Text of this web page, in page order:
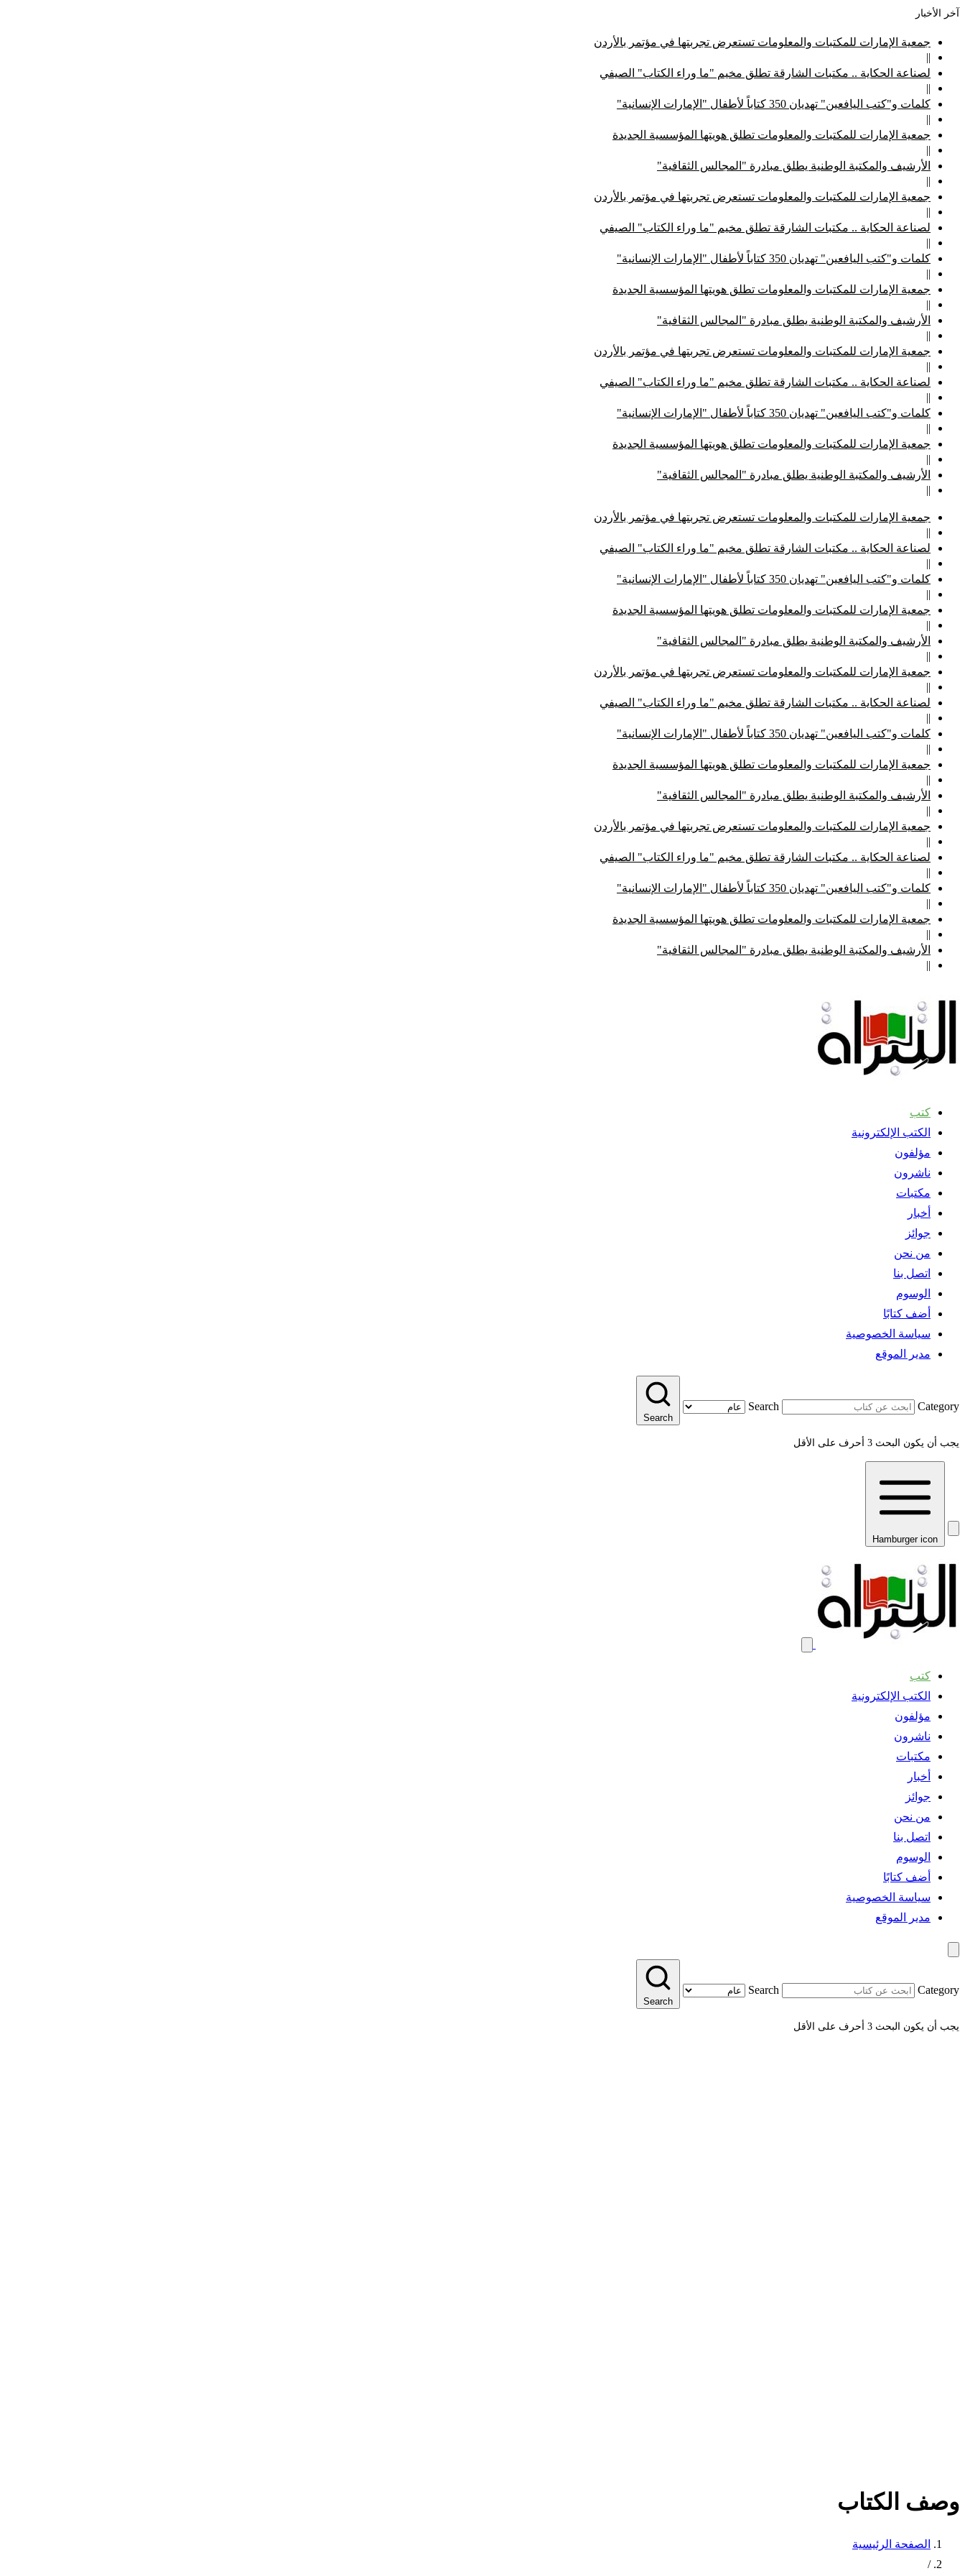
آخر الأخبار
جمعية الإمارات للمكتبات والمعلومات تستعرض تجربتها في مؤتمر بالأردن
||
لصناعة الحكاية .. مكتبات الشارقة تطلق مخيم "ما وراء الكتاب" الصيفي
||
كلمات و"كتب اليافعين" تهديان 350 كتاباً لأطفال "الإمارات الإنسانية"
||
جمعية الإمارات للمكتبات والمعلومات تطلق هويتها المؤسسية الجديدة
||
الأرشيف والمكتبة الوطنية يطلق مبادرة "المجالس الثقافية"
||
جمعية الإمارات للمكتبات والمعلومات تستعرض تجربتها في مؤتمر بالأردن
||
لصناعة الحكاية .. مكتبات الشارقة تطلق مخيم "ما وراء الكتاب" الصيفي
||
كلمات و"كتب اليافعين" تهديان 350 كتاباً لأطفال "الإمارات الإنسانية"
||
جمعية الإمارات للمكتبات والمعلومات تطلق هويتها المؤسسية الجديدة
||
الأرشيف والمكتبة الوطنية يطلق مبادرة "المجالس الثقافية"
||
جمعية الإمارات للمكتبات والمعلومات تستعرض تجربتها في مؤتمر بالأردن
||
لصناعة الحكاية .. مكتبات الشارقة تطلق مخيم "ما وراء الكتاب" الصيفي
||
كلمات و"كتب اليافعين" تهديان 350 كتاباً لأطفال "الإمارات الإنسانية"
||
جمعية الإمارات للمكتبات والمعلومات تطلق هويتها المؤسسية الجديدة
||
الأرشيف والمكتبة الوطنية يطلق مبادرة "المجالس الثقافية"
||
جمعية الإمارات للمكتبات والمعلومات تستعرض تجربتها في مؤتمر بالأردن
||
لصناعة الحكاية .. مكتبات الشارقة تطلق مخيم "ما وراء الكتاب" الصيفي
||
كلمات و"كتب اليافعين" تهديان 350 كتاباً لأطفال "الإمارات الإنسانية"
||
جمعية الإمارات للمكتبات والمعلومات تطلق هويتها المؤسسية الجديدة
||
الأرشيف والمكتبة الوطنية يطلق مبادرة "المجالس الثقافية"
||
جمعية الإمارات للمكتبات والمعلومات تستعرض تجربتها في مؤتمر بالأردن
||
لصناعة الحكاية .. مكتبات الشارقة تطلق مخيم "ما وراء الكتاب" الصيفي
||
كلمات و"كتب اليافعين" تهديان 350 كتاباً لأطفال "الإمارات الإنسانية"
||
جمعية الإمارات للمكتبات والمعلومات تطلق هويتها المؤسسية الجديدة
||
الأرشيف والمكتبة الوطنية يطلق مبادرة "المجالس الثقافية"
||
جمعية الإمارات للمكتبات والمعلومات تستعرض تجربتها في مؤتمر بالأردن
||
لصناعة الحكاية .. مكتبات الشارقة تطلق مخيم "ما وراء الكتاب" الصيفي
||
كلمات و"كتب اليافعين" تهديان 350 كتاباً لأطفال "الإمارات الإنسانية"
||
جمعية الإمارات للمكتبات والمعلومات تطلق هويتها المؤسسية الجديدة
||
الأرشيف والمكتبة الوطنية يطلق مبادرة "المجالس الثقافية"
||
كتب
الكتب الإلكترونية
مؤلفون
ناشرون
مكتبات
أخبار
جوائز
من نحن
اتصل بنا
الوسوم
أضف كتابًا
سياسة الخصوصية
مدير الموقع
Search Category
Search
يجب أن يكون البحث 3 أحرف على الأقل
Hamburger icon
كتب
الكتب الإلكترونية
مؤلفون
ناشرون
مكتبات
أخبار
جوائز
من نحن
اتصل بنا
الوسوم
أضف كتابًا
سياسة الخصوصية
مدير الموقع
Search Category
Search
يجب أن يكون البحث 3 أحرف على الأقل
وصف الكتاب
الصفحة الرئيسية
/